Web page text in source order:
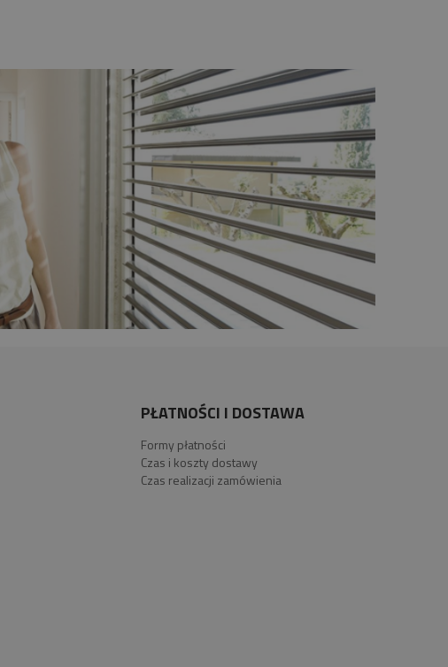
PŁATNOŚCI I DOSTAWA
Formy płatności
Czas i koszty dostawy
Czas realizacji zamówienia